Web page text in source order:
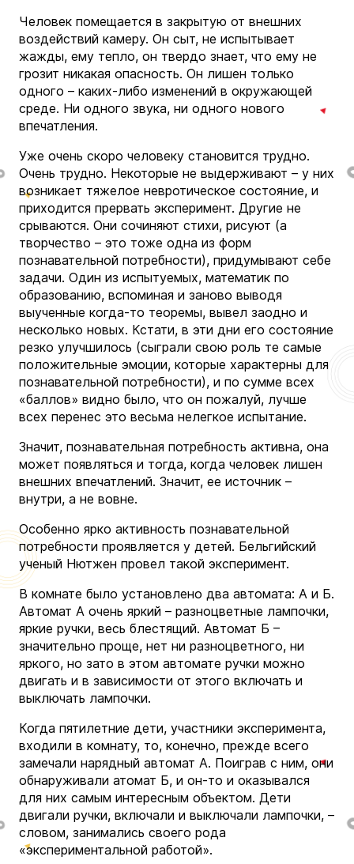
Человек помещается в закрытую от внешних
воздействий камеру. Он сыт, не испытывает
жажды, ему тепло, он твердо знает, что ему не
грозит никакая опасность. Он лишен только
одного – каких-либо изменений в окружающей
среде. Ни одного звука, ни одного нового
впечатления.
Уже очень скоро человеку становится трудно.
Очень трудно. Некоторые не выдерживают – у них
возникает тяжелое невротическое состояние, и
приходится прервать эксперимент. Другие не
срываются. Они сочиняют стихи, рисуют (а
творчество – это тоже одна из форм
познавательной потребности), придумывают себе
задачи. Один из испытуемых, математик по
образованию, вспоминая и заново выводя
выученные когда-то теоремы, вывел заодно и
несколько новых. Кстати, в эти дни его состояние
резко улучшилось (сыграли свою роль те самые
положительные эмоции, которые характерны для
познавательной потребности), и по сумме всех
«баллов» видно было, что он пожалуй, лучше
всех перенес это весьма нелегкое испытание.
Значит, познавательная потребность активна, она
может появляться и тогда, когда человек лишен
внешних впечатлений. Значит, ее источник –
внутри, а не вовне.
Особенно ярко активность познавательной
потребности проявляется у детей. Бельгийский
ученый Нютжен провел такой эксперимент.
В комнате было установлено два автомата: А и Б.
Автомат А очень яркий – разноцветные лампочки,
яркие ручки, весь блестящий. Автомат Б –
значительно проще, нет ни разноцветного, ни
яркого, но зато в этом автомате ручки можно
двигать и в зависимости от этого включать и
выключать лампочки.
Когда пятилетние дети, участники эксперимента,
входили в комнату, то, конечно, прежде всего
замечали нарядный автомат А. Поиграв с ним, они
обнаруживали атомат Б, и он-то и оказывался
для них самым интересным объектом. Дети
двигали ручки, включали и выключали лампочки, –
словом, занимались своего рода
«экспериментальной работой».